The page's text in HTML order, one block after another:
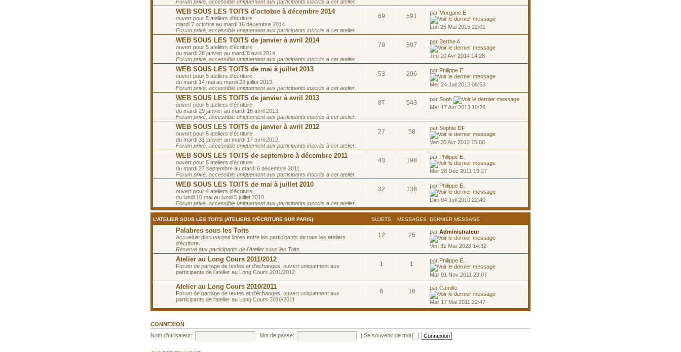
Forum privé, accessible uniquement aux participants inscrits à cet atelier.
WEB SOUS LES TOITS d'octobre à décembre 2014
ouvert pour 5 ateliers d'écriture
mardi 7 octobre au mardi 16 décembre 2014.
Forum privé, accessible uniquement aux participants inscrits à cet atelier.
69 591 par Morgane E
Lun 25 Mai 2015 22:01
WEB SOUS LES TOITS de janvier à avril 2014
ouvert pour 5 ateliers d'écriture
du mardi 28 janvier au mardi 8 avril 2014.
Forum privé, accessible uniquement aux participants inscrits à cet atelier.
79 597 par Berthe A
Jeu 10 Avr 2014 14:28
WEB SOUS LES TOITS de mai à juillet 2013
ouvert pour 5 ateliers d'écriture
du mardi 14 mai au mardi 23 juillet 2013.
Forum privé, accessible uniquement aux participants inscrits à cet atelier.
53 296 par Philippe E.
Mer 24 Juil 2013 08:53
WEB SOUS LES TOITS de janvier à avril 2013
ouvert pour 5 ateliers d'écriture
du mardi 29 janvier au mardi 16 avril 2013.
Forum privé, accessible uniquement aux participants inscrits à cet atelier.
87 543 parSoph
Mer 17 Avr 2013 10:26
WEB SOUS LES TOITS de janvier à avril 2012
ouvert pour 5 ateliers d'écriture
du mardi 31 janvier au mardi 17 avril 2012.
Forum privé, accessible uniquement aux participants inscrits à cet atelier.
27 58 parSophie DF
Ven 20 Avr 2012 15:00
WEB SOUS LES TOITS de septembre à décembre 2011
ouvert pour 5 ateliers d'écriture
du mardi 27 septembre au mardi 6 décembre 2011.
Forum privé, accessible uniquement aux participants inscrits à cet atelier.
43 198 par Philippe E.
Mer 28 Déc 2011 19:27
WEB SOUS LES TOITS de mai à juillet 2010
ouvert pour 4 ateliers d'écriture
du lundi 10 mai au lundi 5 juillet 2010.
Forum privé, accessible uniquement aux participants inscrits à cet atelier.
32 138 par Philippe E.
Dim 04 Juil 2010 22:40
L'ATELIER SOUS LES TOITS (ATELIERS D'ÉCRITURE SUR PARIS) SUJETS MESSAGES DERNIER MESSAGE
Palabres sous les Toits
Accueil et discussions libres entre les participants de tous les ateliers
d'écriture.
Réservé aux participants de l'Atelier sous les Toits.
12 25 parAdministrateur
Ven 31 Mar 2023 14:32
Atelier au Long Cours 2011/2012
Forum de partage de textes et d'échanges, ouvert uniquement aux
participants de l'atelier au Long Cours 2011/2012
1 1 par Philippe E.
Mar 01 Nov 2011 23:07
Atelier au Long Cours 2010/2011
Forum de partage de textes et d'échanges, ouvert uniquement aux
participants de l'atelier au Long Cours 2010/2011
6 16 parCamille
Mar 17 Mai 2011 22:47
CONNEXION
Nom d’utilisateur:
Mot de passe: | Se souvenir de moi